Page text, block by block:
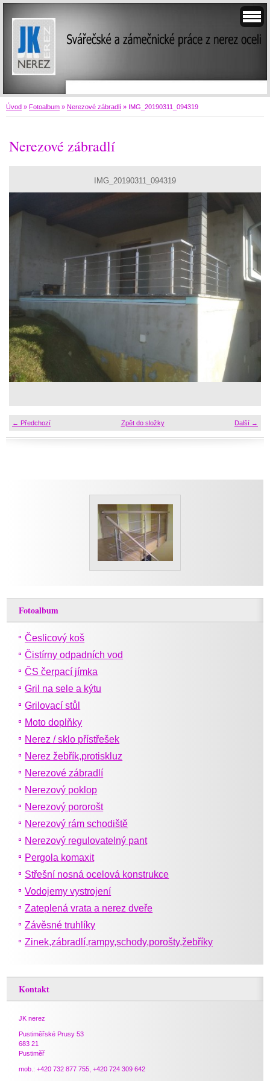
Úvod » Fotoalbum » Nerezové zábradlí » IMG_20190311_094319
Nerezové zábradlí
IMG_20190311_094319
← Předchozí Další →
Zpět do složky
Fotoalbum
Česlicový koš
Čistírny odpadních vod
ČS čerpací jímka
Gril na sele a kýtu
Grilovací stůl
Moto doplňky
Nerez / sklo přístřešek
Nerez žebřík,protiskluz
Nerezové zábradlí
Nerezový poklop
Nerezový pororošt
Nerezový rám schodiště
Nerezový regulovatelný pant
Pergola komaxit
Střešní nosná ocelová konstrukce
Vodojemy vystrojení
Zateplená vrata a nerez dveře
Závěsné truhlíky
Zinek,zábradlí,rampy,schody,porošty,žebříky
Kontakt
JK nerez
Pustiměřské Prusy 53
683 21
Pustiměř
mob.: +420 732 877 755, +420 724 309 642